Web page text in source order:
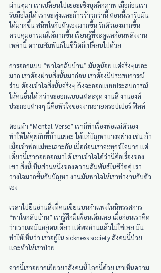
ผ่านๆมา เราเปลี่ยนไปเยอะเชิงบุคลิกภาพ เมื่อก่อนเรา
รับมือไม่ได้ เราจะพุ่งและก้าวร้าวกว่านี้ ตอนนี้เรารับมัน
ได้มากขึ้น สนิทใจกับตัวเองมากขึ้น รักตัวเองมากขึ้น
ควบคุมอารมณ์ได้มากขึ้น เรียนรู้ที่จะดูแลก้อนพลังงาน
เหล่านี้ ความสัมพันธ์ในชีวิตก็เปลี่ยนไปด้วย
การออกแบบ “พาใจกลับบ้าน” มันดูน้อย แต่จริงๆเยอะ
มาก เราต้องผ่านสิ่งนั้นมาก่อน เราต้องมีประสบการณ์
ร่วม ต้องเข้าใจสิ่งนั้นจริงๆ ถึงจะออกแบบประสบการณ์
ให้คนอื่นได้ กว่าจะออกแบบแต่ละจุด งานสี งานองค์
ประกอบต่างๆ นี่คือหัวใจของงานอายดรอปเปอร์ ฟิลล์
ตอนทำ “Mental-Verse” เราก็ทำเรื่องพ่อแม่ตัวเอง
ทำให้ได้คุยกับที่บ้านเยอะ ได้แก้ปัญหาบางอย่าง เช่น ถ้า
เมื่อเช้าพ่อแม่ทะเลาะกัน เมื่อก่อนเราจะทุกข์ใจมาก แต่
เดี๋ยวนี้เราถอยออกมาได้ เราเข้าใจได้ว่านี่คือเรื่องของ
เขา สิ่งนี้เป็นส่วนหนึ่งของความสัมพันธ์ในชีวิตคู่ เรา
วางใจมากขึ้นกับปัญหา งานมันพาใจให้เราทำงานกับตัว
เอง
เวลาไปยืนอ่านสิ่งที่คนเขียนบนกำแพงในนิทรรศการ
“พาใจกลับบ้าน” เรารู้สึกมีเพื่อนเต็มเลย เมื่อก่อนเราคิด
ว่าเราเจอมันอยู่คนเดียว แต่พออ่านแล้วไม่ใช่เลย มัน
ทำให้เห็นว่า เราอยู่ใน sickness society สังคมนี้ป่วย
และทำให้เราป่วย
จากนี้เราอยากเยียวยาสังคมนี้ โลกนี้ด้วย เราเห็นความ